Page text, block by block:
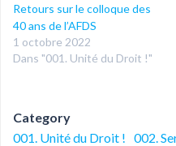
Retours sur le colloque des
40 ans de l’AFDS
1 octobre 2022
Dans "001. Unité du Droit !"
Category
001. Unité du Droit ! 002.